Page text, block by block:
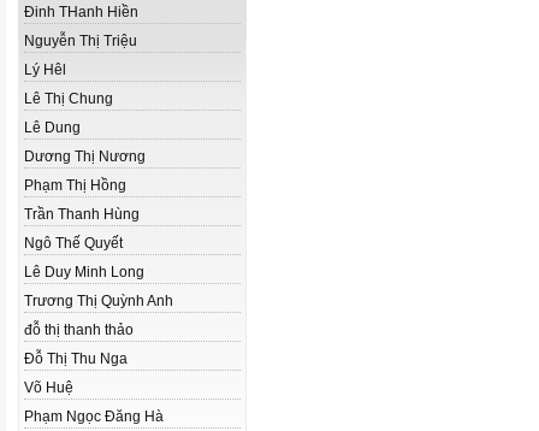
Đinh THanh Hiền
Nguyễn Thị Triệu
Lý Hêl
Lê Thị Chung
Lê Dung
Dương Thị Nương
Phạm Thị Hồng
Trần Thanh Hùng
Ngô Thế Quyết
Lê Duy Minh Long
Trương Thị Quỳnh Anh
đỗ thị thanh thảo
Đỗ Thị Thu Nga
Võ Huệ
Phạm Ngọc Đăng Hà